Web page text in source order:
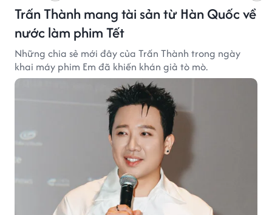
Trấn Thành mang tài sản từ Hàn Quốc về
nước làm phim Tết
Những chia sẻ mới đây của Trấn Thành trong ngày
khai máy phim Em đã khiến khán giả tò mò.